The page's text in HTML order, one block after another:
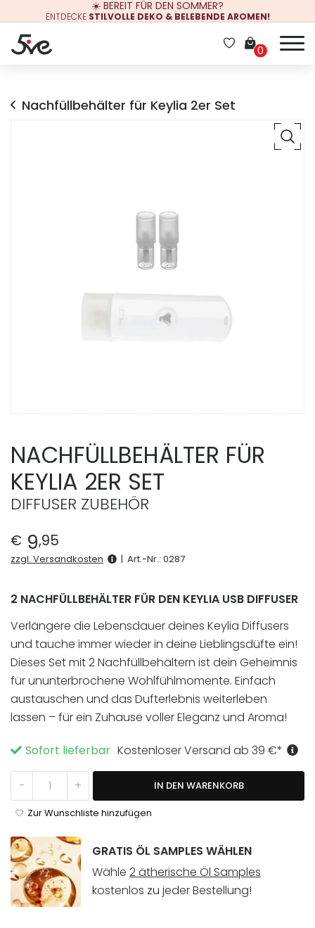
☀️ BEREIT FÜR DEN SOMMER?
ENTDECKE STILVOLLE DEKO & BELEBENDE AROMEN!
0
Nachfüllbehälter für Keylia 2er Set
NACHFÜLLBEHÄLTER FÜR
KEYLIA 2ER SET
DIFFUSER ZUBEHÖR
€ 9,95
zzgl. Versandkosten | Art.-Nr.: 0287
2 NACHFÜLLBEHÄLTER FÜR DEN KEYLIA USB DIFFUSER
Verlängere die Lebensdauer deines Keylia Diffusers
und tauche immer wieder in deine Lieblingsdüfte ein!
Dieses Set mit 2 Nachfüllbehältern ist dein Geheimnis
für ununterbrochene Wohlfühlmomente. Einfach
austauschen und das Dufterlebnis weiterleben
lassen – für ein Zuhause voller Eleganz und Aroma!
Sofort lieferbar Kostenloser Versand ab 39 €*
-
Nachfüllbehälter für Keylia 2er Set Menge
+ IN DEN WARENKORB
Zur Wunschliste hinzufügen
GRATIS ÖL SAMPLES WÄHLEN
Wähle 2 ätherische Öl Samples
kostenlos zu jeder Bestellung!